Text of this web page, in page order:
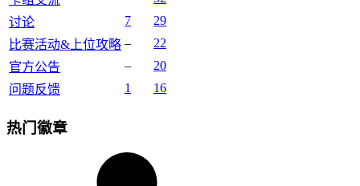
讨论
7
29
比赛活动&上位攻略 –
22
官方公告
–
20
问题反馈
1 16
热门徽章